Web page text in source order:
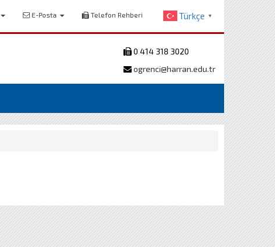
E-Posta Telefon Rehberi Türkçe ▼
0 414 318 3020
ogrenci@harran.edu.tr